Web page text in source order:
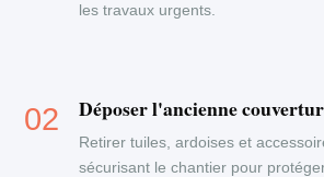
les travaux urgents.
Déposer l'ancienne
Retirer tuiles, ardoises et
sécurisant le chantier pour